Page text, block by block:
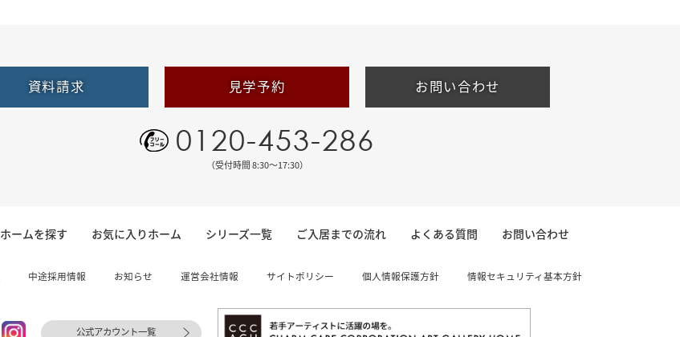
資料請求 見学予約 お問い合わせ
0120-453-286
（受付時間 8:30〜17:30）
ホームを探す お気に入りホーム シリーズ一覧 ご入居までの流れ よくある質問 お問い合わせ
中途採用情報 お知らせ 運営会社情報 サイトポリシー 個人情報保護方針 情報セキュリティ基本方針
公式アカウント一覧